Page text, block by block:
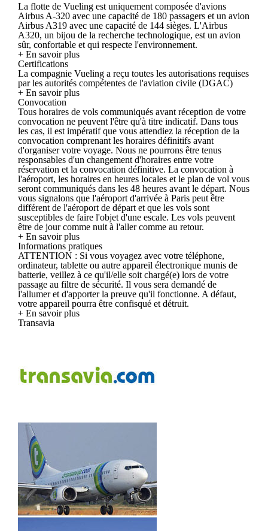
La flotte de Vueling est uniquement composée d'avions
Airbus A-320 avec une capacité de 180 passagers et un avion
Airbus A319 avec une capacité de 144 sièges. L'Airbus
A320, un bijou de la recherche technologique, est un avion
sûr, confortable et qui respecte l'environnement.
+ En savoir plus
Certifications
La compagnie Vueling a reçu toutes les autorisations requises
par les autorités compétentes de l'aviation civile (DGAC)
+ En savoir plus
Convocation
Tous horaires de vols communiqués avant réception de votre
convocation ne peuvent l'être qu'à titre indicatif. Dans tous
les cas, il est impératif que vous attendiez la réception de la
convocation comprenant les horaires définitifs avant
d'organiser votre voyage. Nous ne pourrons être tenus
responsables d'un changement d'horaires entre votre
réservation et la convocation définitive. La convocation à
l'aéroport, les horaires en heures locales et le plan de vol vous
seront communiqués dans les 48 heures avant le départ. Nous
vous signalons que l'aéroport d'arrivée à Paris peut être
différent de l'aéroport de départ et que les vols sont
susceptibles de faire l'objet d'une escale. Les vols peuvent
être de jour comme nuit à l'aller comme au retour.
+ En savoir plus
Informations pratiques
ATTENTION : Si vous voyagez avec votre téléphone,
ordinateur, tablette ou autre appareil électronique munis de
batterie, veillez à ce qu'il/elle soit chargé(e) lors de votre
passage au filtre de sécurité. Il vous sera demandé de
l'allumer et d'apporter la preuve qu'il fonctionne. A défaut,
votre appareil pourra être confisqué et détruit.
+ En savoir plus
Transavia